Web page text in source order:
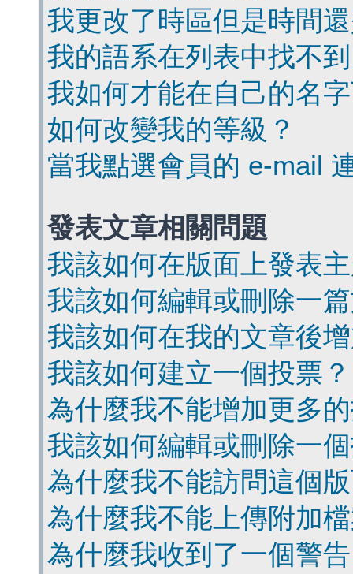
我更改了時區但是時間
我的語系在列表中找不
我如何才能在自己的名
如何改變我的等級？
當我點選會員的 e-mail
發表文章相關問題
我該如何在版面上發表
我該如何編輯或刪除一
我該如何在我的文章後
我該如何建立一個投票？
為什麼我不能增加更多
我該如何編輯或刪除一
為什麼我不能訪問這個
為什麼我不能上傳附加
為什麼我收到了一個警